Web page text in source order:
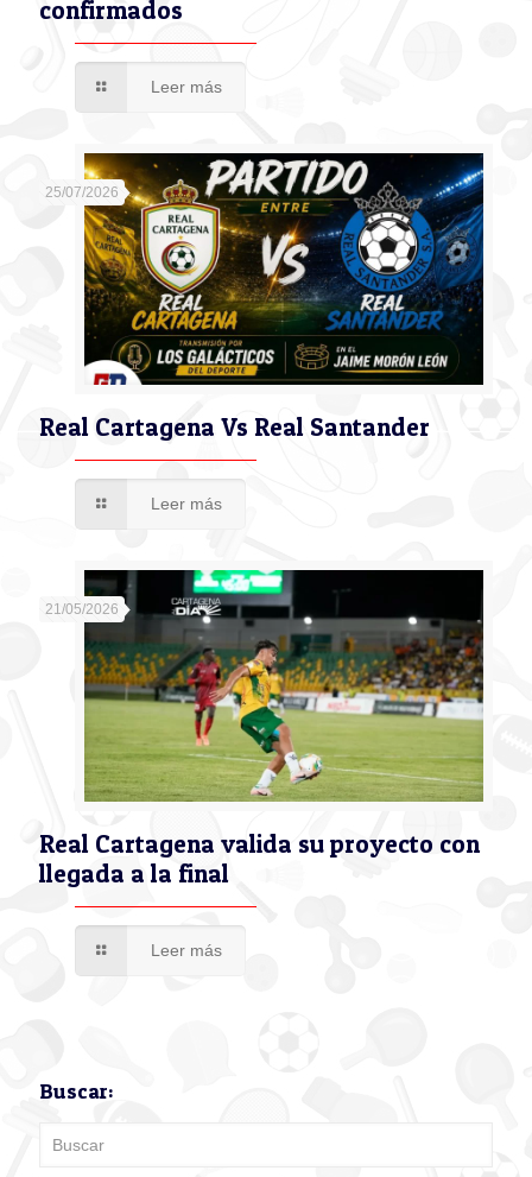
confirmados
Leer más
25/07/2026
Real Cartagena Vs Real Santander
Leer más
21/05/2026
Real Cartagena valida su proyecto con
llegada a la final
Leer más
Buscar: